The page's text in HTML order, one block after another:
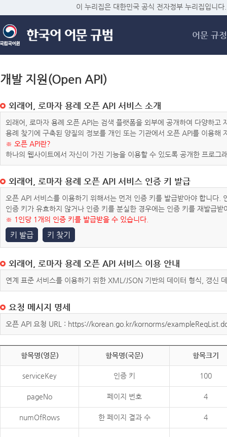
메
이 누리집은 대한민국 공식 전자정부 누리집입니다.
어문 규정
개발 지원(Open API)
외래어, 로마자 용례 오픈 API 서비스 소개
외래어, 로마자 용례 오픈 API는 검색 플랫폼을 외부에 공개하여 다양하
용례 찾기에 구축된 양질의 정보를 개인 또는 기관에서 오픈 API를 이용해
※ 오픈 API란?
하나의 웹사이트에서 자신이 가진 기능을 이용할 수 있도록 공개한 프로그
외래어, 로마자 용례 오픈 API 서비스 인증 키 발급
오픈 API 서비스를 이용하기 위해서는 먼저 인증 키를 발급받아야 합니다
인증 키가 유효하지 않거나 인증 키를 분실한 경우에는 인증 키를 재발급받
※ 1인당 1개의 인증 키를 발급받을 수 있습니다.
키 발급 키 찾기
외래어, 로마자 용례 오픈 API 서비스 이용 안내
연계 표준 서비스를 이용하기 위한 XML/JSON 기반의 데이터 형식, 갱신
요청 메시지 명세
오픈 API 요청 URL : https://korean.go.kr/kornorms/
항목명(영문) 항목명(국문) 항목크기
serviceKey 인증 키 100
pageNo 페이지 번호 4
numOfRows 한 페이지 결과 수 4